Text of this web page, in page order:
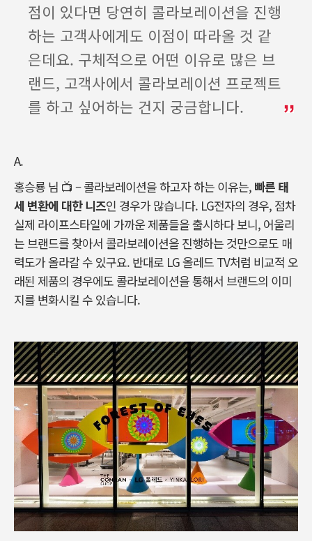
점이 있다면 당연히 콜라보레이션을 진행
하는 고객사에게도 이점이 따라올 것 같
은데요. 구체적으로 어떤 이유로 많은 브
랜드, 고객사에서 콜라보레이션 프로젝트
를 하고 싶어하는 건지 궁금합니다.
A.
홍승룡 님 📺 –콜라보레이션을 하고자 하는 이유는, 빠른 태
세 변환에 대한 니즈인 경우가 많습니다. LG전자의 경우, 점차
실제 라이프스타일에 가까운 제품들을 출시하다 보니, 어울리
는 브랜드를 찾아서 콜라보레이션을 진행하는 것만으로도 매
력도가 올라갈 수 있구요. 반대로 LG올레드 TV처럼 비교적 오
래된 제품의 경우에도 콜라보레이션을 통해서 브랜드의 이미
지를 변화시킬 수 있습니다.